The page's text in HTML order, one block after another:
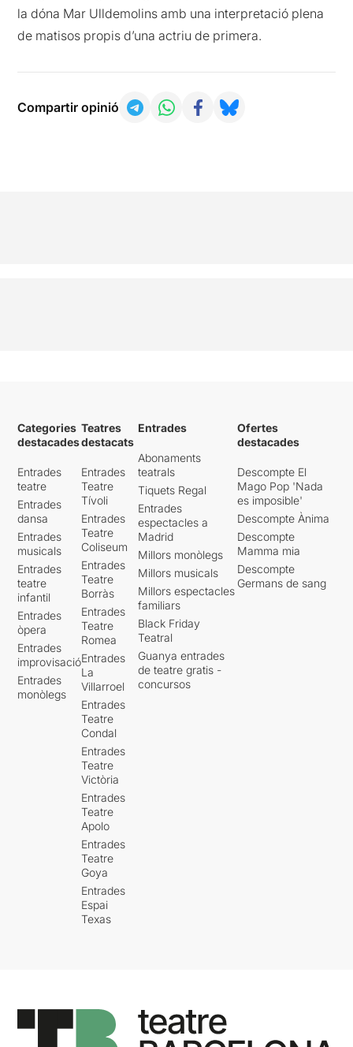
la dóna Mar Ulldemolins amb una interpretació plena
de matisos propis d’una actriu de primera.
Compartir opinió
Categories
destacades
Entrades
teatre
Entrades
dansa
Entrades
musicals
Entrades
teatre
infantil
Entrades
òpera
Entrades
improvisació
Entrades
monòlegs
Teatres
destacats
Entrades
Teatre
Tívoli
Entrades
Teatre
Coliseum
Entrades
Teatre
Borràs
Entrades
Teatre
Romea
Entrades
La
Villarroel
Entrades
Teatre
Condal
Entrades
Teatre
Victòria
Entrades
Teatre
Apolo
Entrades
Teatre
Goya
Entrades
Espai
Texas
Entrades
Abonaments
teatrals
Tiquets Regal
Entrades
espectacles a
Madrid
Millors monòlegs
Millors musicals
Millors espectacles
familiars
Black Friday
Teatral
Guanya entrades
de teatre gratis -
concursos
Ofertes
destacades
Descompte El
Mago Pop 'Nada
es imposible'
Descompte Ànima
Descompte
Mamma mia
Descompte
Germans de sang